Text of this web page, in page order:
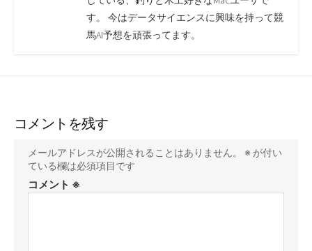
す。 今はデータサイエンスに興味を持って競
馬AI予想を頑張ってます。
コメントを残す
メールアドレスが公開されることはありません。 ※ が付い
ている欄は必須項目です
コメント ※